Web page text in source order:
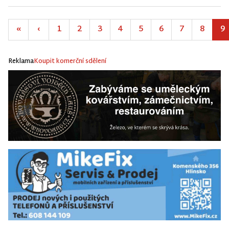
« ‹ 1 2 3 4 5 6 7 8 9
ReklamaKoupit komerční sdělení